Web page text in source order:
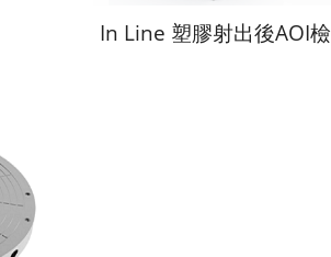
In Line 塑膠射出後AOI